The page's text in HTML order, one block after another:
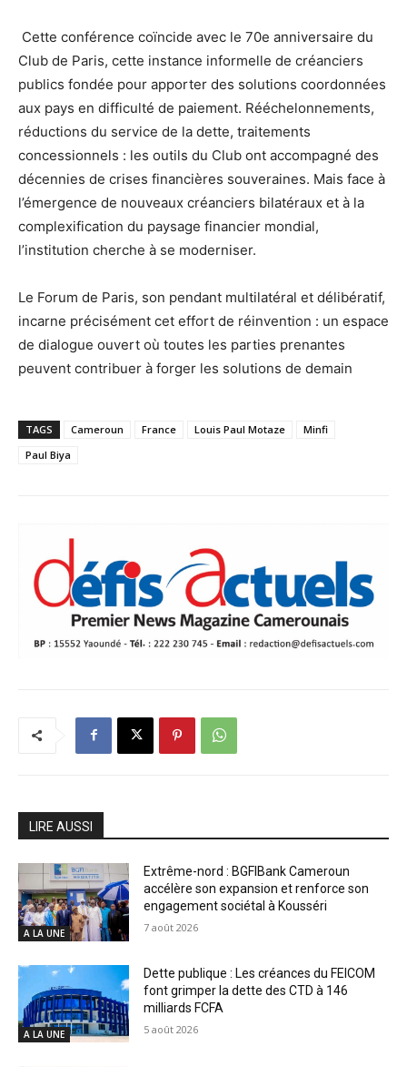
Cette conférence coïncide avec le 70e anniversaire du
Club de Paris, cette instance informelle de créanciers
publics fondée pour apporter des solutions coordonnées
aux pays en difficulté de paiement. Rééchelonnements,
réductions du service de la dette, traitements
concessionnels : les outils du Club ont accompagné des
décennies de crises financières souveraines. Mais face à
l’émergence de nouveaux créanciers bilatéraux et à la
complexification du paysage financier mondial,
l’institution cherche à se moderniser.
Le Forum de Paris, son pendant multilatéral et délibératif,
incarne précisément cet effort de réinvention : un espace
de dialogue ouvert où toutes les parties prenantes
peuvent contribuer à forger les solutions de demain
TAGS Cameroun France Louis Paul Motaze
Minfi
Paul Biya
LIRE AUSSI
A LA UNE
Extrême-nord : BGFIBank Cameroun
accélère son expansion et renforce son
engagement sociétal à Kousséri
7 août 2026
A LA UNE
Dette publique : Les créances du FEICOM
font grimper la dette des CTD à 146
milliards FCFA
5 août 2026